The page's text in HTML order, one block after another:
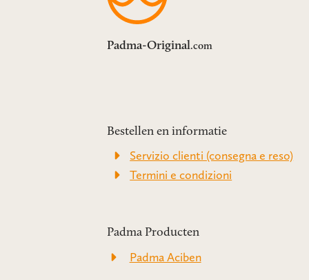
Padma-Original.com
Bestellen en informatie
Servizio clienti (consegna e reso)
Termini e condizioni
Padma Producten
Padma Aciben